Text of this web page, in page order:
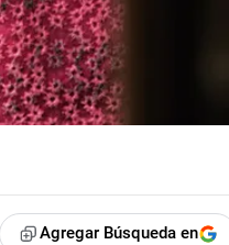
Agregar Búsqueda en